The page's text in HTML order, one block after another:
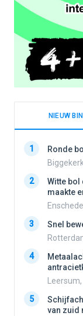
NIEUW
1
Ronde
2
Witte bol
maakte
3
Snel
4
5
van zuid